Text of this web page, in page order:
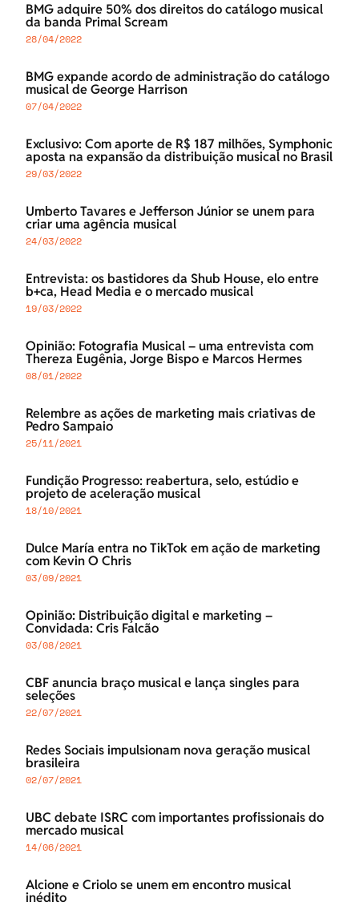
BMG adquire 50% dos direitos do catálogo musical
da banda Primal Scream
28/04/2022
BMG expande acordo de administração do catálogo
musical de George Harrison
07/04/2022
Exclusivo: Com aporte de R$ 187 milhões, Symphonic
aposta na expansão da distribuição musical no Brasil
29/03/2022
Umberto Tavares e Jefferson Júnior se unem para
criar uma agência musical
24/03/2022
Entrevista: os bastidores da Shub House, elo entre
b+ca, Head Media e o mercado musical
19/03/2022
Opinião: Fotografia Musical – uma entrevista com
Thereza Eugênia, Jorge Bispo e Marcos Hermes
08/01/2022
Relembre as ações de marketing mais criativas de
Pedro Sampaio
25/11/2021
Fundição Progresso: reabertura, selo, estúdio e
projeto de aceleração musical
18/10/2021
Dulce María entra no TikTok em ação de marketing
com Kevin O Chris
03/09/2021
Opinião: Distribuição digital e marketing –
Convidada: Cris Falcão
03/08/2021
CBF anuncia braço musical e lança singles para
seleções
22/07/2021
Redes Sociais impulsionam nova geração musical
brasileira
02/07/2021
UBC debate ISRC com importantes profissionais do
mercado musical
14/06/2021
Alcione e Criolo se unem em encontro musical
inédito